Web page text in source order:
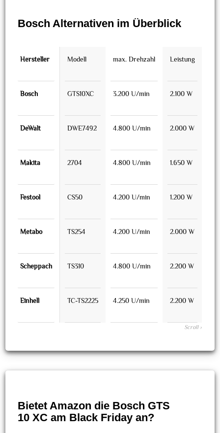
Bosch Alternativen im Überblick
Hersteller
Bosch
DeWalt
Makita
Festool
Metabo
Scheppach
Einhell
Modell
GTS10XC
DWE7492
2704
CS50
TS254
TS310
TC-TS2225
max. Drehzahl
3.200 U/min
4.800 U/min
4.800 U/min
4.200 U/min
4.200 U/min
4.800 U/min
4.250 U/min
Leistung
2.100 W
2.000 W
1.650 W
1.200 W
2.000 W
2.200 W
2.200 W
Bietet Amazon die Bosch GTS
10 XC am Black Friday an?